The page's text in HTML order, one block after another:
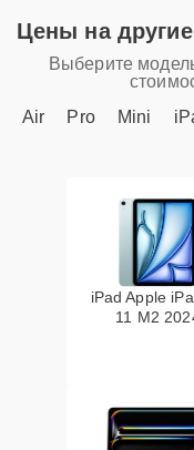
Цены на
Выберите
Air
Pro Mini
iPad Apple
11 M2